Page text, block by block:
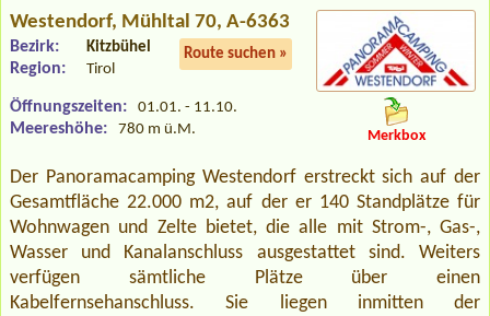
Westendorf, Mühltal 70, A-6363
Route suchen »
Bezirk: Kitzbühel
Region: Tirol
Öffnungszeiten: 01.01. - 11.10.
Meereshöhe: 780 m ü.M. Merkbox
Der Panoramacamping Westendorf erstreckt sich auf der
Gesamtfläche 22.000 m2, auf der er 140 Standplätze für
Wohnwagen und Zelte bietet, die alle mit Strom-, Gas-,
Wasser und Kanalanschluss ausgestattet sind. Weiters
verfügen sämtliche Plätze über einen
Kabelfernsehanschluss. Sie liegen inmitten der